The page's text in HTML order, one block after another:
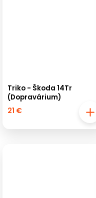
Triko - Škoda 14Tr
(Dopravárium)
21 €